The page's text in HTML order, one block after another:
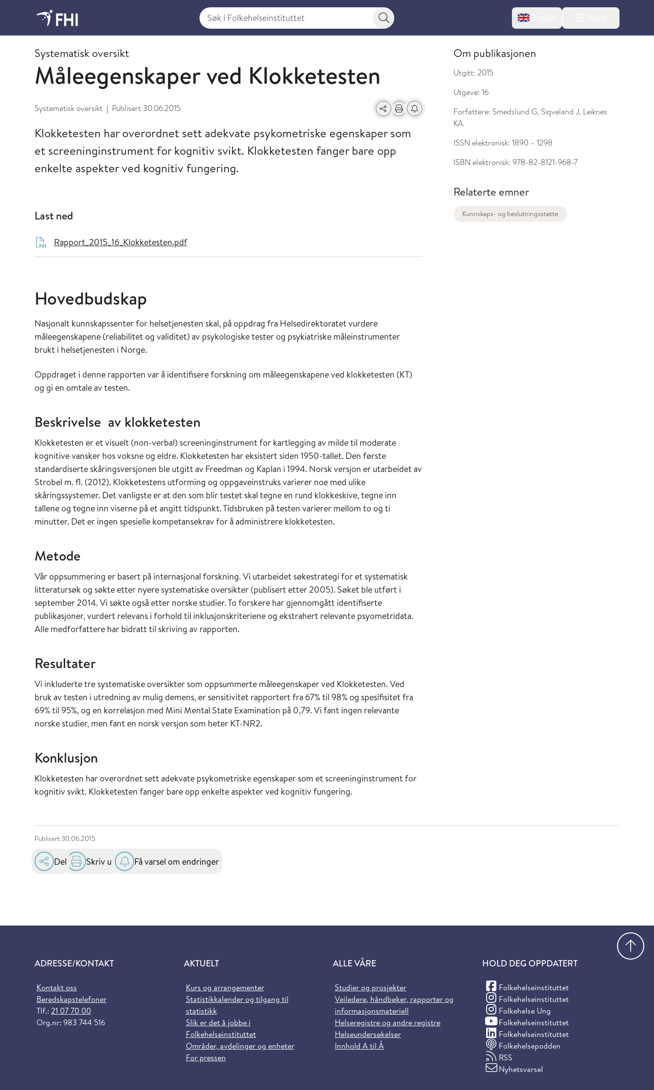
Søk i Folkehelseinstituttet
Søkeknapp English
2015 - publikasjoner fra FHI
Systematisk oversikt
Måleegenskaper ved Klokketesten
Systematisk oversikt | Publisert 30.06.2015 Del Skriv utFå varsel om endringer
Klokketesten har overordnet sett adekvate psykometriske egenskaper som
et screeninginstrument for kognitiv svikt. Klokketesten fanger bare opp
enkelte aspekter ved kognitiv fungering.
Last ned
Rapport_2015_16_Klokketesten.pdf
Hovedbudskap
Nasjonalt kunnskapssenter for helsetjenesten skal, på oppdrag fra Helsedirektoratet vurdere
måleegenskapene (reliabilitet og validitet) av psykologiske tester og psykiatriske måleinstrumenter
brukt i helsetjenesten i Norge.
Oppdraget i denne rapporten var å identifisere forskning om måleegenskapene ved klokketesten (KT)
og gi en omtale av testen.
Beskrivelse av klokketesten
Klokketesten er et visuelt (non-verbal) screeninginstrument for kartlegging av milde til moderate
kognitive vansker hos voksne og eldre. Klokketesten har eksistert siden 1950-tallet. Den første
standardiserte skåringsversjonen ble utgitt av Freedman og Kaplan i 1994. Norsk versjon er utarbeidet av
Strobel m. fl. (2012). Klokketestens utforming og oppgaveinstruks varierer noe med ulike
skåringssystemer. Det vanligste er at den som blir testet skal tegne en rund klokkeskive, tegne inn
tallene og tegne inn viserne på et angitt tidspunkt. Tidsbruken på testen varierer mellom to og ti
minutter. Det er ingen spesielle kompetansekrav for å administrere klokketesten.
Metode
Vår oppsummering er basert på internasjonal forskning. Vi utarbeidet søkestrategi for et systematisk
litteratursøk og søkte etter nyere systematiske oversikter (publisert etter 2005). Søket ble utført i
september 2014. Vi søkte også etter norske studier. To forskere har gjennomgått identifiserte
publikasjoner, vurdert relevans i forhold til inklusjonskriteriene og ekstrahert relevante psyometridata.
Alle medforfattere har bidratt til skriving av rapporten.
Resultater
Vi inkluderte tre systematiske oversikter som oppsummerte måleegenskaper ved Klokketesten. Ved
bruk av testen i utredning av mulig demens, er sensitivitet rapportert fra 67% til 98% og spesifisitet fra
69% til 95%, og en korrelasjon med Mini Mental State Examination på 0,79. Vi fant ingen relevante
norske studier, men fant en norsk versjon som heter KT-NR2.
Konklusjon
Klokketesten har overordnet sett adekvate psykometriske egenskaper som et screeninginstrument for
kognitiv svikt. Klokketesten fanger bare opp enkelte aspekter ved kognitiv fungering.
Om publikasjonen
Utgitt: 2015
Utgave: 16
Forfattere: Smedslund G, Siqveland J, Leiknes
KA.
ISSN elektronisk: 1890 – 1298
ISBN elektronisk: 978-82-8121-968-7
Relaterte emner
Kunnskaps- og beslutningsstøtte
Publisert 30.06.2015
Del Skriv ut Få varsel om endringer
ADRESSE/KONTAKT
Kontakt oss
Beredskapstelefoner
Tlf.: 21 07 70 00
Org.nr: 983 744 516
AKTUELT
Kurs og arrangementer
Statistikkalender og tilgang til
statistikk
Slik er det å jobbe i
Folkehelseinstituttet
Områder, avdelinger og enheter
For pressen
ALLE VÅRE
Studier og prosjekter
Veiledere, håndbøker, rapporter og
informasjonsmateriell
Helseregistre og andre registre
Helseundersøkelser
Innhold A til Å
HOLD DEG OPPDATERT
Folkehelseinstituttet
(Facebook)
Folkehelseinstituttet
(Instagram)
Folkehelse Ung
(Instagram)
Folkehelseinstituttet
(YouTube)
Folkehelseinstituttet
(LinkedIn)
Folkehelsepodden
RSS
Nyhetsvarsel